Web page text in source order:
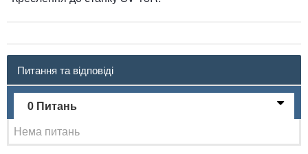
Питання та відповіді
0 Питань
Нема питань